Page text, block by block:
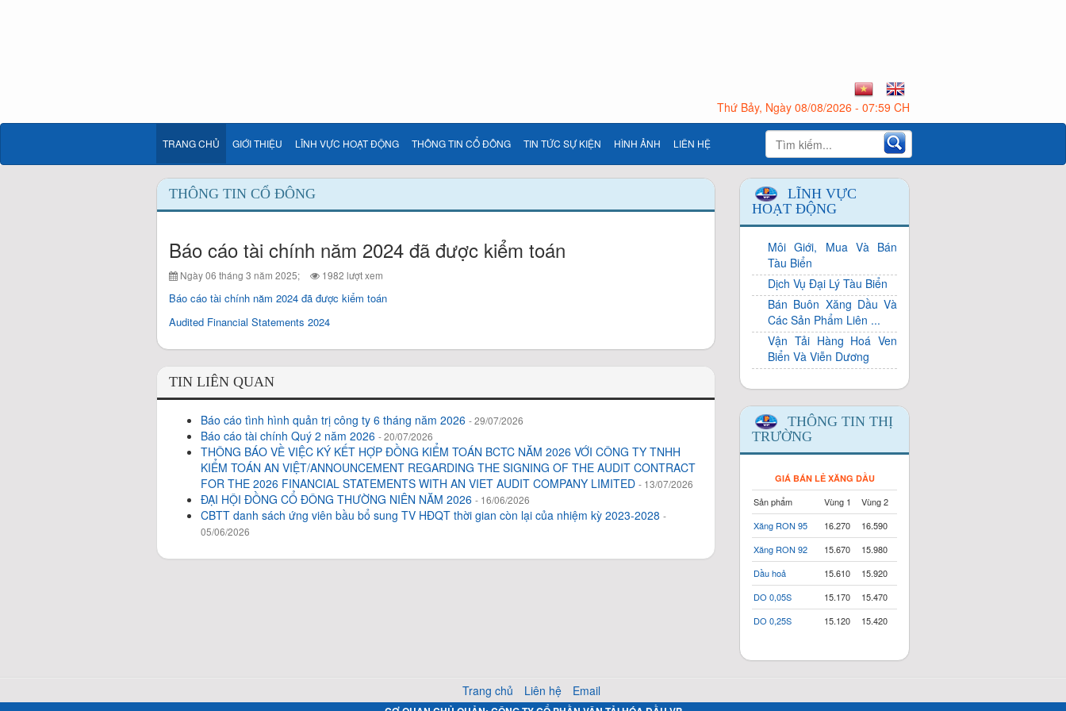
Thứ Bảy, Ngày 08/08/2026 - 07:59 CH
TRANG CHỦ GIỚI THIỆU LĨNH VỰC HOẠT ĐỘNG THÔNG TIN CỔ ĐÔNG TIN TỨC SỰ KIỆN HÌNH ẢNH LIÊN HỆ
THÔNG TIN CỔ ĐÔNG
Báo cáo tài chính năm 2024 đã được kiểm toán
Ngày 06 tháng 3 năm 2025; 1982 lượt xem
Báo cáo tài chính năm 2024 đã được kiểm toán
Audited Financial Statements 2024
TIN LIÊN QUAN
Báo cáo tình hình quản trị công ty 6 tháng năm 2026 - 29/07/2026
Báo cáo tài chính Quý 2 năm 2026 - 20/07/2026
THÔNG BÁO VỀ VIỆC KÝ KẾT HỢP ĐỒNG KIỂM TOÁN BCTC NĂM 2026 VỚI CÔNG TY TNHH
KIỂM TOÁN AN VIỆT/ANNOUNCEMENT REGARDING THE SIGNING OF THE AUDIT CONTRACT
FOR THE 2026 FINANCIAL STATEMENTS WITH AN VIET AUDIT COMPANY LIMITED - 13/07/2026
ĐẠI HỘI ĐỒNG CỔ ĐÔNG THƯỜNG NIÊN NĂM 2026 - 16/06/2026
CBTT danh sách ứng viên bầu bổ sung TV HĐQT thời gian còn lại của nhiệm kỳ 2023-2028 -
05/06/2026
LĨNH VỰC
HOẠT ĐỘNG
Môi Giới, Mua Và Bán
Tàu Biển
Dịch Vụ Đại Lý Tàu Biển
Bán Buôn Xăng Dầu Và
Các Sản Phẩm Liên ...
Vận Tải Hàng Hoá Ven
Biển Và Viễn Dương
THÔNG TIN THỊ
TRƯỜNG
GIÁ BÁN LẺ XĂNG DẦU
Sản phẩm Vùng 1
Vùng 2
Xăng RON 95
16.270
16.590
Xăng RON 92
15.670
15.980
Dầu hoả
15.610
15.920
DO 0,05S
15.170
15.470
DO 0,25S
15.120 15.420
Trang chủ Liên hệ Email